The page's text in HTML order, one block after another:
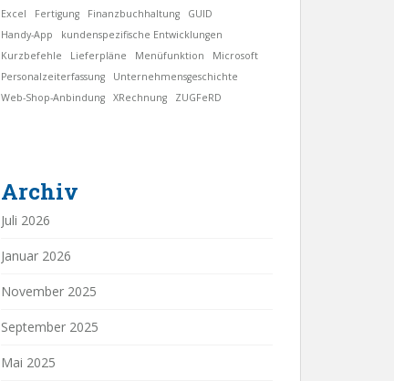
Excel
Fertigung Finanzbuchhaltung
GUID
Handy-App
kundenspezifische Entwicklungen
Kurzbefehle
Lieferpläne Menüfunktion
Microsoft
Personalzeiterfassung
Unternehmensgeschichte
Web-Shop-Anbindung
XRechnung ZUGFeRD
Archiv
Juli 2026
Januar 2026
November 2025
September 2025
Mai 2025